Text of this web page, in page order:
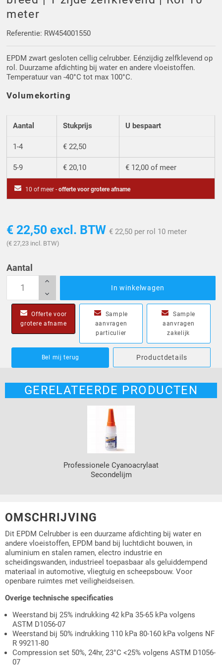
Driehoek/Wig profielen
Silicone U Profielen
Luikenpakking
Oploopprofielen
Hoekprofielen
O-ringen
meter
Referentie: RW454001550
EPDM zwart gesloten cellig celrubber. Eénzijdig zelfklevend op
rol. Duurzame afdichting bij water en andere vloeistoffen.
Temperatuur van -40°C tot max 100°C.
Volumekorting
Aantal Stukprijs U bespaart
1-4 € 22,50
5-9 € 20,10 € 12,00 of meer
10 of meer -offerte voor grotere afname
€ 22,50 excl. BTW € 22,50 per rol 10 meter
(€ 27,23 incl. BTW)
Aantal
In winkelwagen
Offerte voor
grotere afname
Sample
aanvragen
particulier
Sample
aanvragen
zakelijk
Bel mij terug Productdetails
GERELATEERDE PRODUCTEN
Professionele Cyanoacrylaat
Secondelijm
OMSCHRIJVING
Dit EPDM Celrubber is een duurzame afdichting bij water en
andere vloeistoffen, EPDM band bij luchtdicht bouwen, in
aluminium en stalen ramen, electro industrie en
scheidingswanden, industrieel toepasbaar als geluiddempend
materiaal in automotive, vliegtuig en scheepsbouw. Voor
openbare ruimtes met veiligheidseisen.
Overige technische specificaties
Weerstand bij 25% indrukking 42 kPa 35-65 kPa volgens
ASTM D1056-07
Weerstand bij 50% indrukking 110 kPa 80-160 kPa volgens NF
R 99211-80
Compression set 50%, 24hr, 23°C <25% volgens ASTM D1056-
07